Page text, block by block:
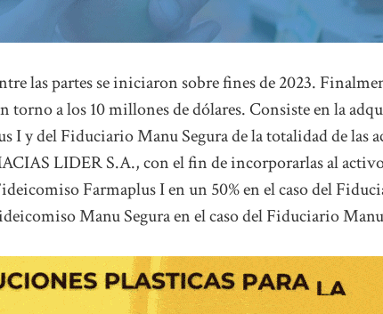
las partes se iniciaron sobre fines de 2023.
torno a los 10 millones de dólares. Consiste en la
I y del Fiduciario Manu Segura de la totalidad de las
LIDER S.A., con el fin de incorporarlas al
Farmaplus I en un 50% en el caso del
Manu Segura en el caso del Fiduciario